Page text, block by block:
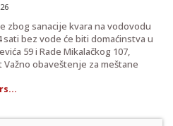
zbog sanacije kvara na vodovodu
sati bez vode će biti domaćinstva u
59 i Rade Mikalačkog 107,
Važno obaveštenje za meštane